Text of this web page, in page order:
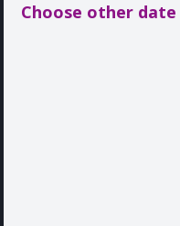
Choose other